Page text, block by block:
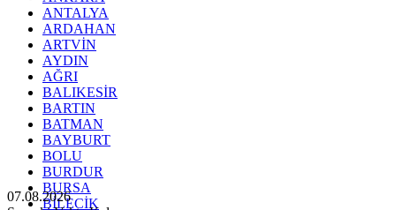
ANTALYA
ARDAHAN
ARTVİN
AYDIN
AĞRI
BALIKESİR
BARTIN
BATMAN
BAYBURT
BOLU
BURDUR
BURSA
BİLECİK
07.08.2026